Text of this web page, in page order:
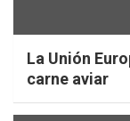
La Unión
carne aviar